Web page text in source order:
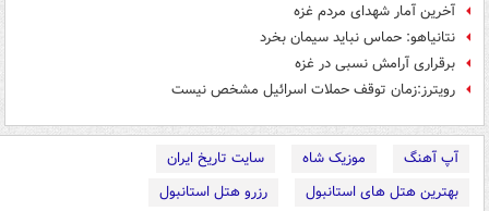
آخرین آمار شهدای مردم غزه
نتانياهو: حماس نباید سیمان بخرد
برقراری آرامش نسبی در غزه
رویترز:زمان توقف حملات اسرائیل مشخص نیست
آپ آهنگ موزیک شاه
سایت تاریخ ایران
بهترین هتل های استانبول
رزرو هتل استانبول